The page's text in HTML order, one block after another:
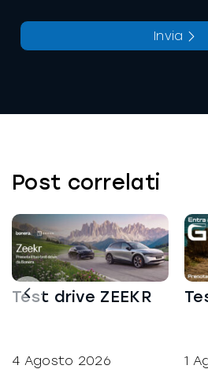
Richiesta inviata
La richiesta non è
Invia
Post correlati
Test drive ZEEKR
4 Agosto 2026 1